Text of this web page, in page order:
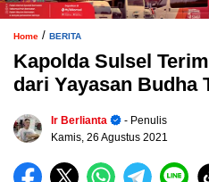
Home / BERITA
Kapolda Sulsel
dari Yayasan Budha
Ir Berlianta
- Penulis
Kamis, 26 Agustus 2021